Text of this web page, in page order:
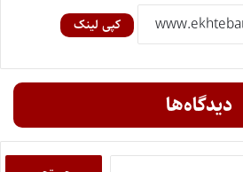
کپی لینک
دیدگاه‌ها